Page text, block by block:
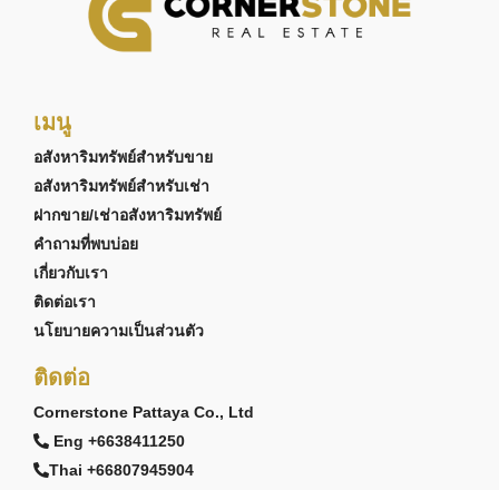
เมนู
อสังหาริมทรัพย์สำหรับขาย
อสังหาริมทรัพย์สำหรับเช่า
ฝากขาย/เช่าอสังหาริมทรัพย์
คำถามที่พบบ่อย
เกี่ยวกับเรา
ติดต่อเรา
นโยบายความเป็นส่วนตัว
ติดต่อ
Cornerstone Pattaya Co., Ltd
Eng +6638411250
Thai +66807945904